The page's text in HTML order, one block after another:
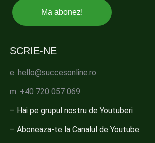
SCRIE-NE
e: hello@succesonline.ro
m: +40 720 057 069
– Hai pe grupul nostru de Youtuberi
– Aboneaza-te la Canalul de Youtube